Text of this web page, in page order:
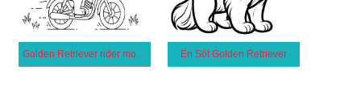
Golden Retriever rider motorcykel En Söt Golden Retriever